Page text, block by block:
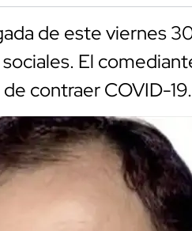
de este viernes
El
contraer COVID-19.